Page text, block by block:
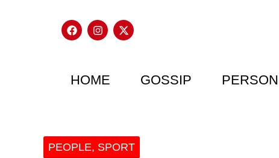
HOME GOSSIP
PEOPLE, SPORT